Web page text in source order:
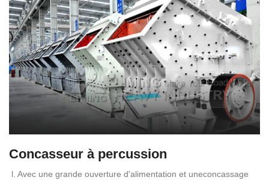
Concasseur à percussion
l. Avec une grande ouverture d'alimentation et uneconcassage